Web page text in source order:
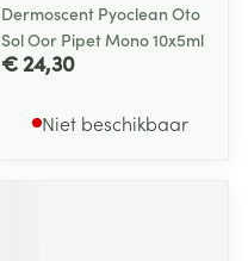
Dermoscent Pyoclean Oto
Sol Oor Pipet Mono 10x5ml
€ 24,30
Niet beschikbaar